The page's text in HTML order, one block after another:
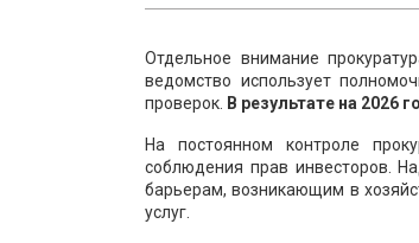
Отдельное внимание
ведомство использует
проверок. В результате на 2026
На постоянном контроле
соблюдения прав инвесторов.
барьерам, возникающим в
услуг.